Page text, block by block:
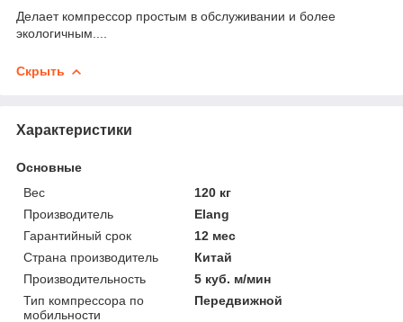
Делает компрессор простым в обслуживании и более
экологичным....
Скрыть
Характеристики
Основные
Вес
120 кг
Производитель
Elang
Гарантийный срок
12 мес
Страна производитель
Китай
Производительность
5 куб. м/мин
Тип компрессора по
мобильности
Передвижной